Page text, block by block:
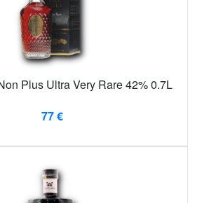
Plus Ultra Very Rare 42% 0.7L
77 €